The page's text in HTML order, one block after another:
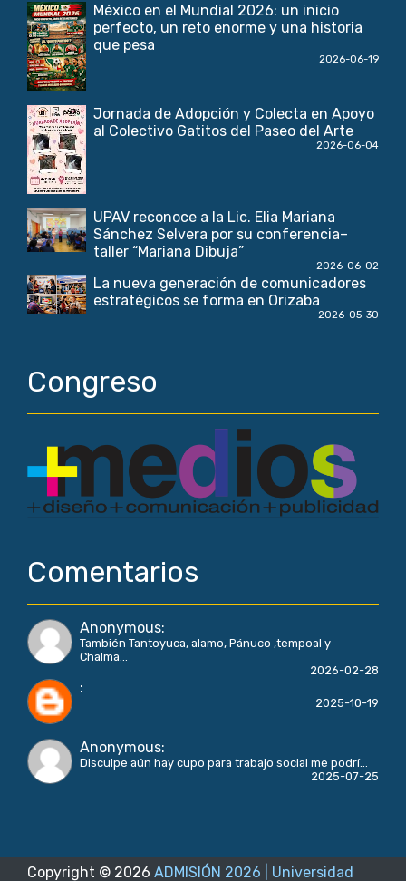
México en el Mundial 2026: un inicio
perfecto, un reto enorme y una historia
que pesa
2026-06-19
Jornada de Adopción y Colecta en Apoyo
al Colectivo Gatitos del Paseo del Arte
2026-06-04
UPAV reconoce a la Lic. Elia Mariana
Sánchez Selvera por su conferencia–
taller “Mariana Dibuja”
2026-06-02
La nueva generación de comunicadores
estratégicos se forma en Orizaba
2026-05-30
Congreso
Comentarios
Anonymous:
También Tantoyuca, alamo, Pánuco ,tempoal y
Chalma...
2026-02-28
:
2025-10-19
Anonymous:
Disculpe aún hay cupo para trabajo social me podrí...
2025-07-25
Copyright © 2026 ADMISIÓN 2026 | Universidad